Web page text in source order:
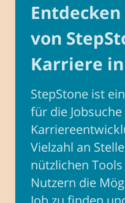
von
Karriere
StepStone ist
für die
Vielzahl an
nützlichen
Nutzern die